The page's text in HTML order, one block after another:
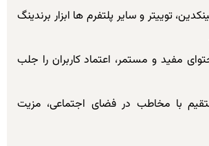
توییتر و سایر پلتفرم ها ابزار برندینگ
مفید و مستمر، اعتماد کاربران را جلب
با مخاطب در فضای اجتماعی، مزیت